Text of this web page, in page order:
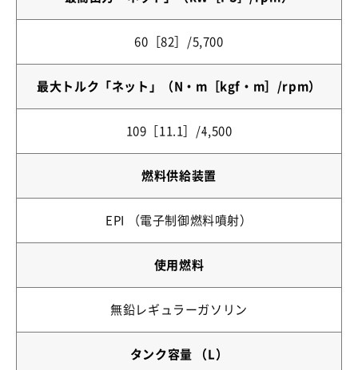
60［82］/5,700
最大トルク「ネット」（N・m［kgf・m］/rpm）
109［11.1］/4,500
燃料供給装置
EPI （電子制御燃料噴射）
使用燃料
無鉛レギュラーガソリン
タンク容量 （L）